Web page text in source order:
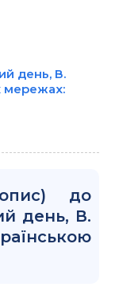
день, В.
мережах:
до
день, В.